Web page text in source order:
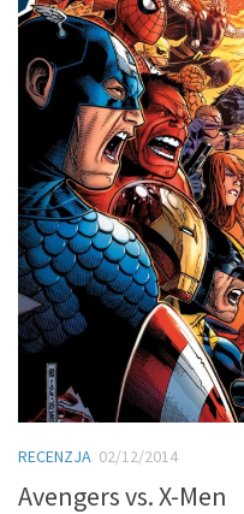
RECENZJA 02/12/2014
Avengers vs. X-Men